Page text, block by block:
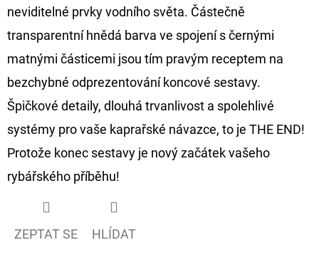
neviditelné prvky vodního světa. Částečně
transparentní hnědá barva ve spojení s černými
matnými částicemi jsou tím pravým receptem na
bezchybné odprezentování koncové sestavy.
Špičkové detaily, dlouhá trvanlivost a spolehlivé
systémy pro vaše kaprařské návazce, to je THE END!
Protože konec sestavy je nový začátek vašeho
rybářského příběhu!
ZEPTAT SE HLÍDAT
CYBERBARBED
OTVOREM
36
Kč
Původně:
40
Kč